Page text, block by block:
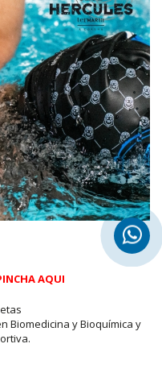
AQUI
Biomedicina y Bioquímica y